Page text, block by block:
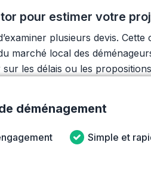
pour estimer votre
plusieurs devis.
local des
les délais ou les
déménagement
Simple et